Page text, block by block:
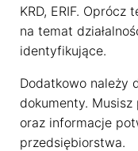
KRD, ERIF.
na temat
identyfikujące.
Dodatkowo należy
dokumenty.
oraz informacje
przedsiębiorstwa.